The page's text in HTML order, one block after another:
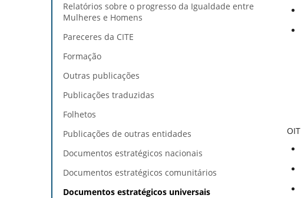
Relatórios sobre o progresso da Igualdade entre
Mulheres e Homens
Pareceres da CITE
Formação
Outras publicações
Publicações traduzidas
Folhetos
Publicações de outras entidades
Documentos estratégicos nacionais
Documentos estratégicos comunitários
Documentos estratégicos universais
OIT